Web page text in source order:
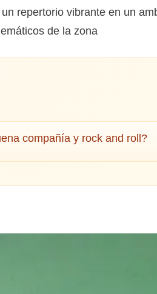
repertorio vibrante en un
de la zona
compañía y rock and roll?